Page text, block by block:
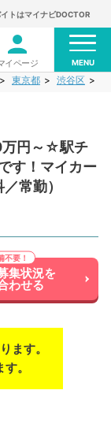
トはマイナビDOCTOR
イページ MENU
東京都 渋谷区
万円～☆駅チ
す！マイカー
常勤）
集状況を
わせる
ます。
。